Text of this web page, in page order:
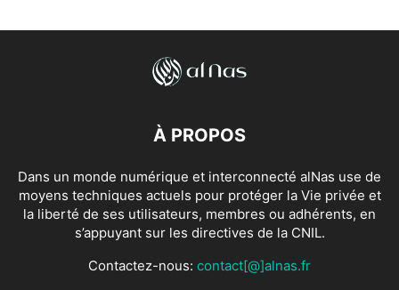
À PROPOS
Dans un monde numérique et interconnecté alNas use de
moyens techniques actuels pour protéger la Vie privée et
la liberté de ses utilisateurs, membres ou adhérents, en
s’appuyant sur les directives de la CNIL.
Contactez-nous: contact[@]alnas.fr